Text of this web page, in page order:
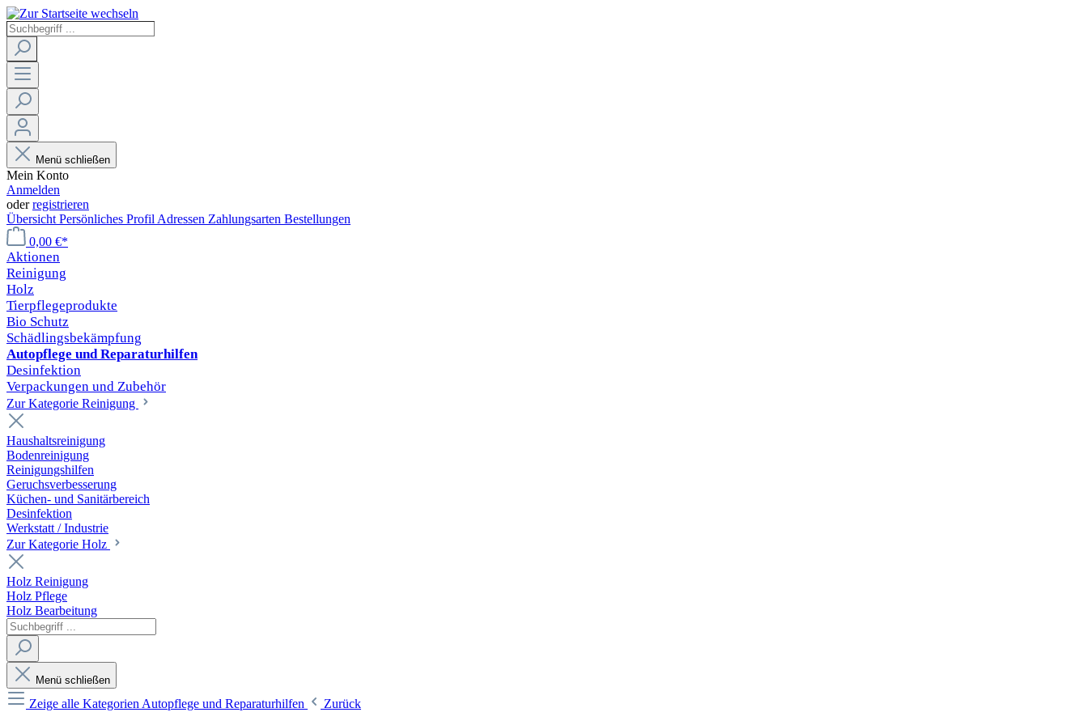
Menü schließen
Mein Konto
Anmelden
oderregistrieren
Übersicht Persönliches Profil Adressen Zahlungsarten Bestellungen
0,00 €*
Aktionen
Reinigung
Holz
Tierpflegeprodukte
Bio Schutz
Schädlingsbekämpfung
Autopflege und Reparaturhilfen
Desinfektion
Verpackungen und Zubehör
Zur Kategorie Reinigung
Haushaltsreinigung
Bodenreinigung
Reinigungshilfen
Geruchsverbesserung
Küchen- und Sanitärbereich
Desinfektion
Werkstatt / Industrie
Zur Kategorie Holz
Holz Reinigung
Holz Pflege
Holz Bearbeitung
Menü schließen
Zeige alle Kategorien Autopflege und Reparaturhilfen
Zurück